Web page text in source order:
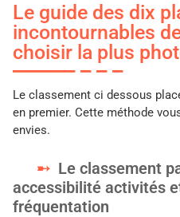
Le guide des dix
incontournables
choisir la plus
Le classement ci dessous
en premier. Cette méthode
envies.
Le classement
accessibilité activités
fréquentation